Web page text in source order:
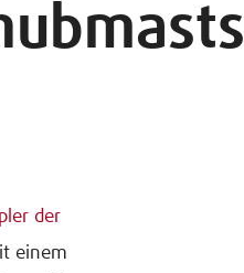
der
einem